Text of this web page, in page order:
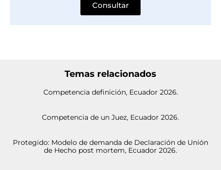
Consultar
Temas relacionados
Competencia definición, Ecuador 2026.
Competencia de un Juez, Ecuador 2026.
Protegido: Modelo de demanda de Declaración de Unión
de Hecho post mortem, Ecuador 2026.